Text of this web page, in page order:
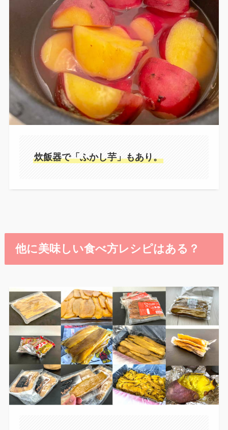
炊飯器で「ふかし芋」もあり。
他に美味しい食べ方レシピはある？